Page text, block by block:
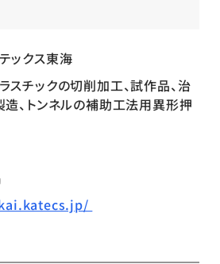
ックス東海
スチックの切削加工、試作品、治
造、トンネルの補助工法用異形押